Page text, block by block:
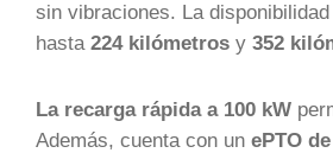
sin vibraciones. La
hasta 224 kilómetros y 352
La recarga rápida a 100 kW
Además, cuenta con un ePTO